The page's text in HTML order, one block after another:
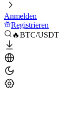
Anmelden
Registrieren
🔥BTC/USDT